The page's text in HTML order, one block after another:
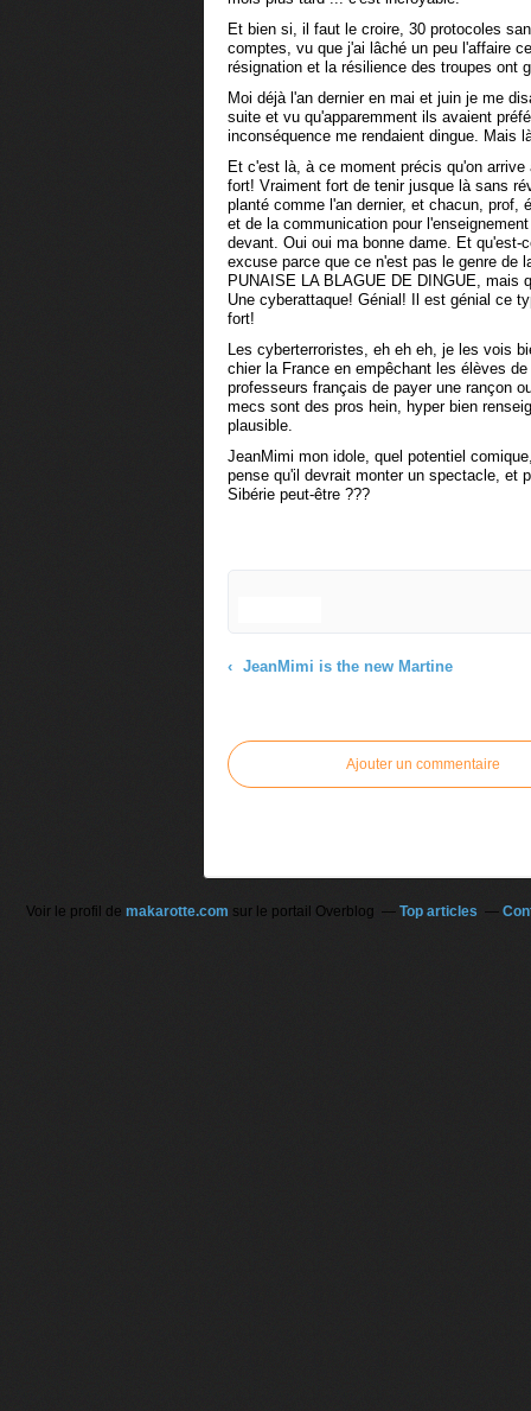
Et bien si, il faut le croire, 30 protocoles
comptes, vu que j'ai lâché un peu l'affaire
résignation et la résilience des troupes ont
Moi déjà l'an dernier en mai et juin je me
suite et vu qu'apparemment ils avaient
inconséquence me rendaient dingue.
Et c'est là, à ce moment précis qu'on
fort! Vraiment fort de tenir jusque là sans
planté comme l'an dernier, et chacun, prof,
et de la communication pour
devant. Oui oui ma bonne dame. Et
excuse parce que ce n'est pas le genre de
PUNAISE LA BLAGUE DE DINGUE, mais
Une cyberattaque! Génial! Il est génial ce
fort!
Les cyberterroristes, eh eh eh, je les vois
chier la France en empêchant les élèves
professeurs français de payer une rançon
mecs sont des pros hein, hyper bien
plausible.
JeanMimi mon idole, quel potentiel
pense qu'il devrait monter un spectacle, et
Sibérie peut-être ???
JeanMimi is the new Martine
Ajouter un commentaire
Voir le profil de makarotte.com sur le portail Overblog Top articles